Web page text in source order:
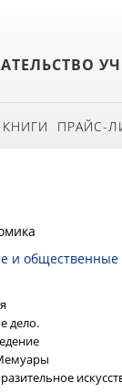
КНИГИ ПРАЙС-
и общественные
дело.